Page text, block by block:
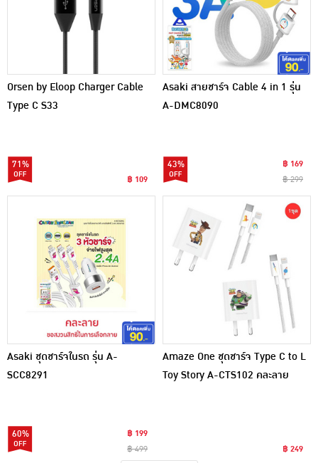
Orsen by Eloop Charger Cable
Type C S33
71%
฿ 109
Asaki สายชาร์จ Cable 4 in 1 รุ่น
A-DMC8090
43%
฿ 169
฿ 299
Asaki ชุดชาร์จในรถ รุ่น A-
SCC8291
60%
฿ 199
฿ 499
Amaze One ชุดชาร์จ Type C to L
Toy Story A-CTS102 คละลาย
฿ 249